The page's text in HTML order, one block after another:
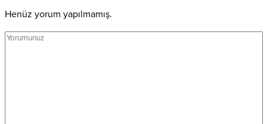
Henüz yorum yapılmamış.